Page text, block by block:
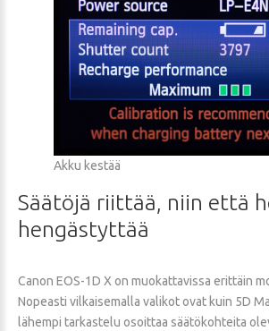
Akku kestää
Säätöjä riittää, niin että
hengästyttää
Canon EOS-1D X on muokattavissa erittäin
Nopeasti vilkaisemalla valikot ovat kuin 5D
lähempi tarkastelu osoittaa säätökohteita